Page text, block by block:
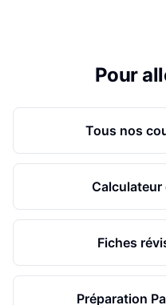
Pour
Tous nos
Calculateur
Fiches
Préparation